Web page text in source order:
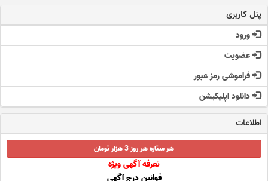
پنل کاربری
ورود
عضویت
فراموشی رمز عبور
دانلود اپلیکیشن
اطلاعات
هر ستاره هر روز 3 هزار تومان
تعرفه آگهی ویژه
قوانین درج آگهی